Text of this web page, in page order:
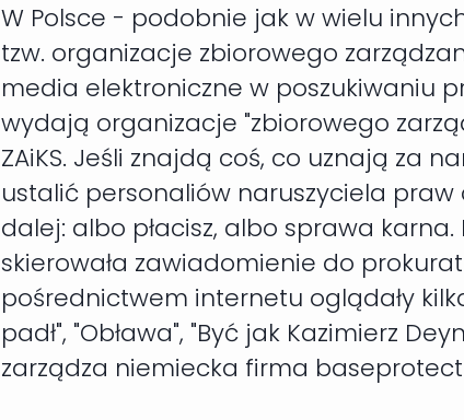
W Polsce - podobnie jak w wielu
tzw. organizacje zbiorowego
media elektroniczne w poszukiwaniu
wydają organizacje "zbiorowego
ZAiKS. Jeśli znajdą coś, co uznają za
ustalić personaliów naruszyciela
dalej: albo płacisz, albo sprawa
skierowała zawiadomienie do
pośrednictwem internetu oglądały
padł", "Obława", "Być jak Kazimierz
zarządza niemiecka firma